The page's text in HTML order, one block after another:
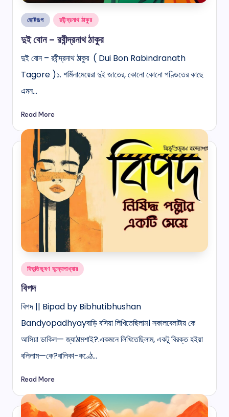
Posted
ছোটগল্প রবীন্দ্রনাথ ঠাকুর
দুই বোন – রবীন্দ্রনাথ ঠাকুর
দুই বোন – রবীন্দ্রনাথ ঠাকুর ( Dui Bon Rabindranath
Tagore )১. শর্মিলামেয়েরা দুই জাতের, কোনো কোনো পণ্ডিতের কাছে
এমন…
Read More
Posted
বিভূতিভূষণ বন্দ্যোপাধ্যায়
বিপদ
বিপদ || Bipad by Bibhutibhushan
Bandyopadhyayবাড়ি বসিয়া লিখিতেছিলাম। সকালবেলাটায় কে
আসিয়া ডাকিল— জ্যাঠামশাই?.একমনে লিখিতেছিলাম, একটু বিরক্ত হইয়া
বলিলাম—কে?বালিকা-কণ্ঠে…
Read More